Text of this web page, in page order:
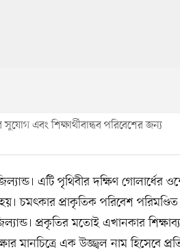
এবং শিক্ষার্থীবান্ধব পরিবেশের জন্য
এটি পৃথিবীর দক্ষিণ গোলার্ধের
চমৎকার প্রাকৃতিক পরিবেশ পরিমণ্ডিত
প্রকৃতির মতোই এখানকার
মানচিত্রে এক উজ্জ্বল নাম হিসেবে